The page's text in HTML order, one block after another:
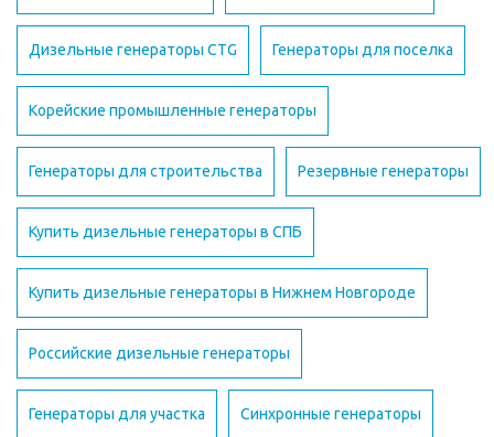
Дизельные генераторы CTG Генераторы для поселка
Корейские промышленные генераторы
Генераторы для строительства Резервные генераторы
Купить дизельные генераторы в СПБ
Купить дизельные генераторы в Нижнем Новгороде
Российские дизельные генераторы
Генераторы для участка Синхронные генераторы